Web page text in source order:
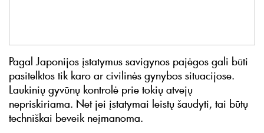
Pagal Japonijos įstatymus savigynos pajėgos gali būti
pasitelktos tik karo ar civilinės gynybos situacijose.
Laukinių gyvūnų kontrolė prie tokių atvejų
nepriskiriama. Net jei įstatymai leistų šaudyti, tai būtų
techniškai beveik neįmanoma.